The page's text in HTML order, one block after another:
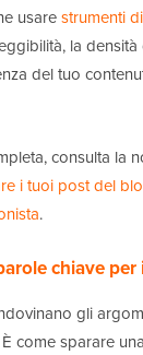
usarestrumenti
la
del tuo
consulta la
i tuoi post del
.
chiave
gli
come sparare